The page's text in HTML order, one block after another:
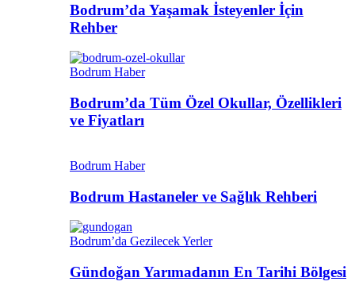
Bodrum’da Yaşamak İsteyenler İçin
Rehber
Bodrum Haber
Bodrum’da Tüm Özel Okullar, Özellikleri
ve Fiyatları
Bodrum Haber
Bodrum Hastaneler ve Sağlık Rehberi
Bodrum’da Gezilecek Yerler
Gündoğan Yarımadanın En Tarihi Bölgesi